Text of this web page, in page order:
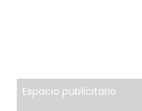
Espacio publicitario